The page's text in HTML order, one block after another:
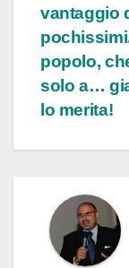
vantaggio
popolo,
solo a…
lo merita!